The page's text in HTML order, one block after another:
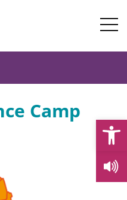
Camp